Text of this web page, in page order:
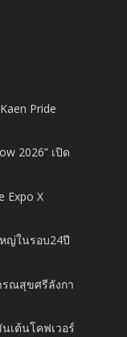
Pride
2026” เปิด
Expo X
หญ่ในรอบ24ปี
ณสุขศรีลังกา
เต้นโคฟเวอร์